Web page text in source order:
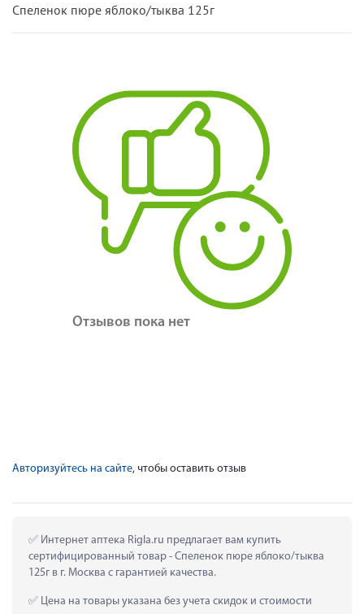
Спеленок пюре яблоко/тыква 125г
Отзывов пока нет
Авторизуйтесь на сайте, чтобы оставить отзыв
Интернет аптека Rigla.ru предлагает вам купить
сертифицированный товар - Спеленок пюре яблоко/тыква
125г в г. Москва с гарантией качества.
Цена на товары указана без учета скидок и стоимости